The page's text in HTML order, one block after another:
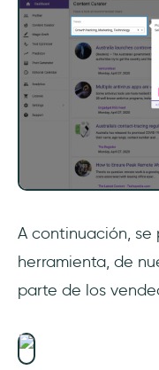
A continuación,
herramienta, de
parte de los